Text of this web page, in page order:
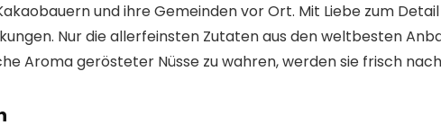
und ihre Gemeinden vor Ort. Mit Liebe zum
Nur die allerfeinsten Zutaten aus den weltbesten
Aroma gerösteter Nüsse zu wahren, werden sie frisch